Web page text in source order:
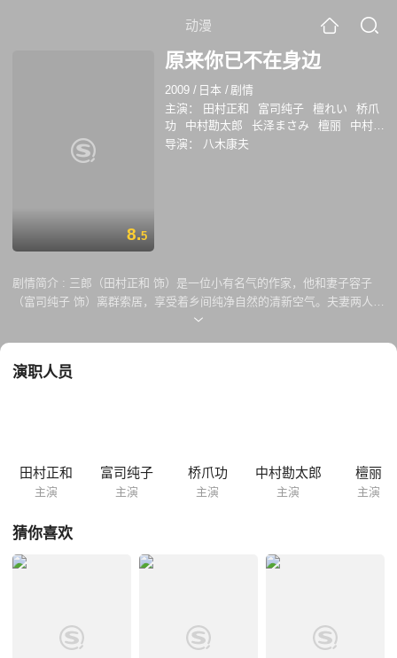
动漫
8.5
原来你已不在身边
2009 / 日本 /剧情
主演：
田村正和 富司纯子 檀れい
桥爪
功
中村勘太郎 长泽まさみ 檀丽
中村勘
九郎
长泽雅美
导演： 八木康夫
剧情简介 : 三郎（田村正和 饰）是一位小有名气的作家，他和妻子容子
（富司纯子 饰）离群索居，享受着乡间纯净自然的清新空气。夫妻两人育
有一儿一女，儿子有一（田中哲司 饰）在美国生活工作，女儿纪子（檀丽
有治疗的情况下，容子的病情反反复复，最终病发住进了医院，而在携手
演职人员
田村正和
主演
富司纯子
主演
桥爪功
主演
中村勘太郎
主演
檀丽
主演
猜你喜欢